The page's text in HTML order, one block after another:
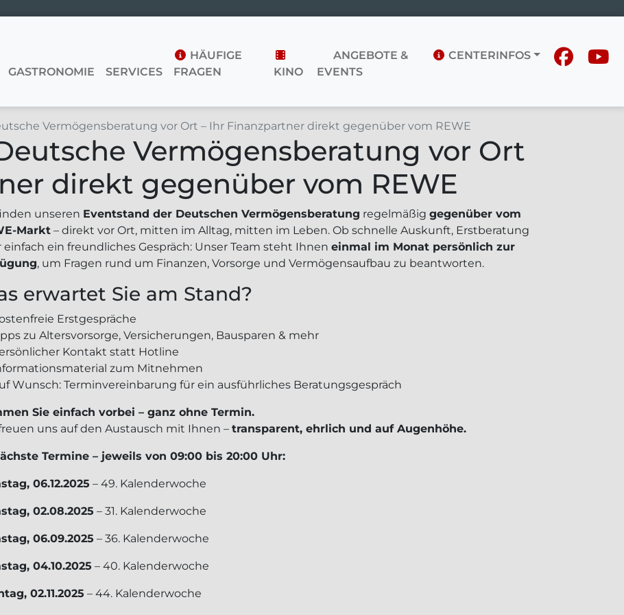
GASTRONOMIE SERVICES
HÄUFIGE
FRAGEN
KINO
ANGEBOTE &
EVENTS
CENTERINFOS
Vermögensberatung vor Ort – Ihr Finanzpartner direkt gegenüber vom REWE
Deutsche Vermögensberatung vor Ort
direkt gegenüber vom REWE
unseren Eventstand der Deutschen Vermögensberatung regelmäßig gegenüber vom
Markt – direkt vor Ort, mitten im Alltag, mitten im Leben. Ob schnelle Auskunft, Erstberatung
einfach ein freundliches Gespräch: Unser Team steht Ihnen einmal im Monat persönlich zur
, um Fragen rund um Finanzen, Vorsorge und Vermögensaufbau zu beantworten.
erwartet Sie am Stand?
Erstgespräche
zu Altersvorsorge, Versicherungen, Bausparen & mehr
Kontakt statt Hotline
zum Mitnehmen
Wunsch: Terminvereinbarung für ein ausführliches Beratungsgespräch
Sie einfach vorbei – ganz ohne Termin.
uns auf den Austausch mit Ihnen – transparent, ehrlich und auf Augenhöhe.
Termine – jeweils von 09:00 bis 20:00 Uhr:
06.12.2025 – 49. Kalenderwoche
02.08.2025 – 31. Kalenderwoche
06.09.2025 – 36. Kalenderwoche
04.10.2025 – 40. Kalenderwoche
02.11.2025 – 44. Kalenderwoche